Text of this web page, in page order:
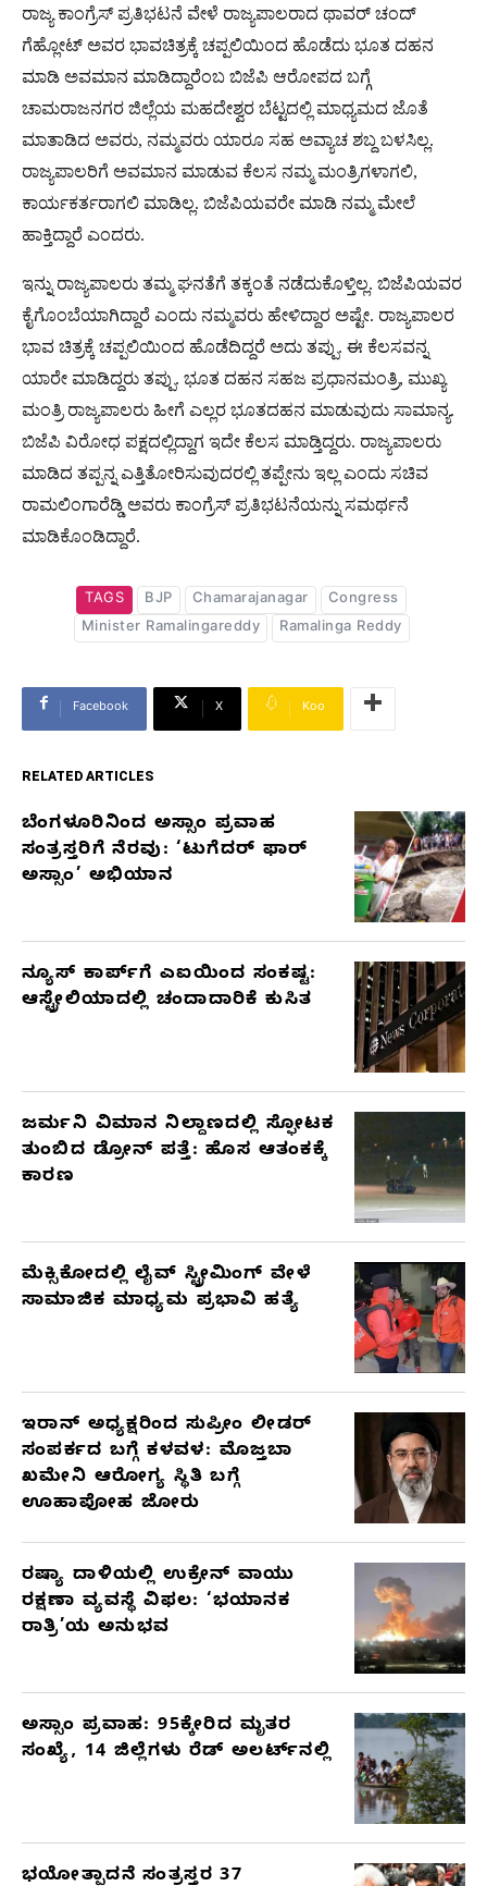
ರಾಜ್ಯ ಕಾಂಗ್ರೆಸ್ ಪ್ರತಿಭಟನೆ ವೇಳೆ ರಾಜ್ಯಪಾಲರಾದ ಥಾವರ್ ಚಂದ್
ಗೆಹ್ಲೋಟ್ ಅವರ ಭಾವಚಿತ್ರಕ್ಕೆ ಚಪ್ಪಲಿಯಿಂದ ಹೊಡೆದು ಭೂತ ದಹನ
ಮಾಡಿ ಅವಮಾನ ಮಾಡಿದ್ದಾರೆಂಬ ಬಿಜೆಪಿ ಆರೋಪದ ಬಗ್ಗೆ
ಚಾಮರಾಜನಗರ ಜಿಲ್ಲೆಯ ಮಹದೇಶ್ವರ ಬೆಟ್ಟದಲ್ಲಿ ಮಾಧ್ಯಮದ ಜೊತೆ
ಮಾತಾಡಿದ ಅವರು, ನಮ್ಮವರು ಯಾರೂ ಸಹ ಅವ್ಯಾಚ ಶಬ್ದ ಬಳಸಿಲ್ಲ.
ರಾಜ್ಯಪಾಲರಿಗೆ ಅವಮಾನ ಮಾಡುವ ಕೆಲಸ ನಮ್ಮ ಮಂತ್ರಿಗಳಾಗಲಿ,
ಕಾರ್ಯಕರ್ತರಾಗಲಿ ಮಾಡಿಲ್ಲ. ಬಿಜೆಪಿಯವರೇ ಮಾಡಿ ನಮ್ಮ ಮೇಲೆ
ಹಾಕ್ತಿದ್ದಾರೆ ಎಂದರು.
ಇನ್ನು ರಾಜ್ಯಪಾಲರು ತಮ್ಮ ಘನತೆಗೆ ತಕ್ಕಂತೆ ನಡೆದುಕೊಳ್ತಿಲ್ಲ. ಬಿಜೆಪಿಯವರ
ಕೈಗೊಂಬೆಯಾಗಿದ್ದಾರೆ ಎಂದು ನಮ್ಮವರು ಹೇಳಿದ್ದಾರ ಅಷ್ಟೇ. ರಾಜ್ಯಪಾಲರ
ಭಾವ ಚಿತ್ರಕ್ಕೆ ಚಪ್ಪಲಿಯಿಂದ ಹೊಡೆದಿದ್ದರೆ ಅದು ತಪ್ಪು. ಈ ಕೆಲಸವನ್ನ
ಯಾರೇ ಮಾಡಿದ್ದರು ತಪ್ಪು. ಭೂತ ದಹನ ಸಹಜ ಪ್ರಧಾನಮಂತ್ರಿ, ಮುಖ್ಯ
ಮಂತ್ರಿ ರಾಜ್ಯಪಾಲರು ಹೀಗೆ ಎಲ್ಲರ ಭೂತದಹನ ಮಾಡುವುದು ಸಾಮಾನ್ಯ.
ಬಿಜೆಪಿ ವಿರೋಧ ಪಕ್ಷದಲ್ಲಿದ್ದಾಗ ಇದೇ ಕೆಲಸ ಮಾಡ್ತಿದ್ದರು. ರಾಜ್ಯಪಾಲರು
ಮಾಡಿದ ತಪ್ಪನ್ನ ಎತ್ತಿತೋರಿಸುವುದರಲ್ಲಿ ತಪ್ಪೇನು ಇಲ್ಲ ಎಂದು ಸಚಿವ
ರಾಮಲಿಂಗಾರೆಡ್ಡಿ ಅವರು ಕಾಂಗ್ರೆಸ್​​ ಪ್ರತಿಭಟನೆಯನ್ನು ಸಮರ್ಥನೆ
ಮಾಡಿಕೊಂಡಿದ್ದಾರೆ.
TAGS BJP Chamarajanagar
Congress
Minister Ramalingareddy
Ramalinga Reddy
Facebook X Koo
RELATED ARTICLES
RELATED
ARTICLES
ಬೆಂಗಳೂರಿನಿಂದ ಅಸ್ಸಾಂ ಪ್ರವಾಹ
ಸಂತ್ರಸ್ತರಿಗೆ ನೆರವು: ‘ಟುಗೆದರ್ ಫಾರ್
ಅಸ್ಸಾಂ’ ಅಭಿಯಾನ
ನ್ಯೂಸ್ ಕಾರ್ಪ್‌ಗೆ ಎಐಯಿಂದ ಸಂಕಷ್ಟ:
ಆಸ್ಟ್ರೇಲಿಯಾದಲ್ಲಿ ಚಂದಾದಾರಿಕೆ ಕುಸಿತ
ಜರ್ಮನಿ ವಿಮಾನ ನಿಲ್ದಾಣದಲ್ಲಿ ಸ್ಫೋಟಕ
ತುಂಬಿದ ಡ್ರೋನ್ ಪತ್ತೆ: ಹೊಸ ಆತಂಕಕ್ಕೆ
ಕಾರಣ
ಮೆಕ್ಸಿಕೋದಲ್ಲಿ ಲೈವ್ ಸ್ಟ್ರೀಮಿಂಗ್ ವೇಳೆ
ಸಾಮಾಜಿಕ ಮಾಧ್ಯಮ ಪ್ರಭಾವಿ ಹತ್ಯೆ
ಇರಾನ್ ಅಧ್ಯಕ್ಷರಿಂದ ಸುಪ್ರೀಂ ಲೀಡರ್
ಸಂಪರ್ಕದ ಬಗ್ಗೆ ಕಳವಳ: ಮೊಜ್ತಬಾ
ಖಮೇನಿ ಆರೋಗ್ಯ ಸ್ಥಿತಿ ಬಗ್ಗೆ
ಊಹಾಪೋಹ ಜೋರು
ರಷ್ಯಾ ದಾಳಿಯಲ್ಲಿ ಉಕ್ರೇನ್ ವಾಯು
ರಕ್ಷಣಾ ವ್ಯವಸ್ಥೆ ವಿಫಲ: ‘ಭಯಾನಕ
ರಾತ್ರಿ’ಯ ಅನುಭವ
ಅಸ್ಸಾಂ ಪ್ರವಾಹ: 95ಕ್ಕೇರಿದ ಮೃತರ
ಸಂಖ್ಯೆ, 14 ಜಿಲ್ಲೆಗಳು ರೆಡ್ ಅಲರ್ಟ್‌ನಲ್ಲಿ
ಭಯೋತ್ಪಾದನೆ ಸಂತ್ರಸ್ತರ 37